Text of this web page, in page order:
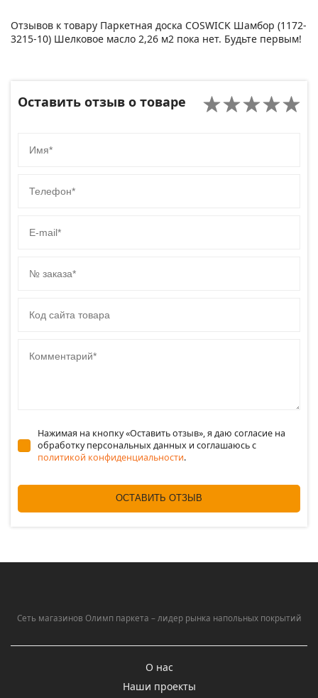
Отзывов к товару Паркетная доска COSWICK Шамбор (1172-
3215-10) Шелковое масло 2,26 м2 пока нет. Будьте первым!
Оставить отзыв о товаре
Нажимая на кнопку «Оставить отзыв», я даю согласие на
обработку персональных данных и соглашаюсь c
политикой конфиденциальности.
ОСТАВИТЬ ОТЗЫВ
Сеть магазинов Олимп паркета – лидер рынка напольных покрытий
О нас
Наши проекты